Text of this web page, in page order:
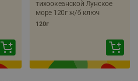
тихоокеанской Лунское
море 120г ж/б ключ
120г